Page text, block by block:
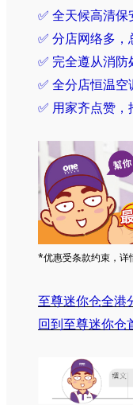
✅ 全天候高清
✅ 分店网络多，
✅ 完全遵从消防
✅ 全分店恒温空
✅ 用家齐点赞，
*优惠受条款约束，详
至尊迷你仓全港
回到至尊迷你仓